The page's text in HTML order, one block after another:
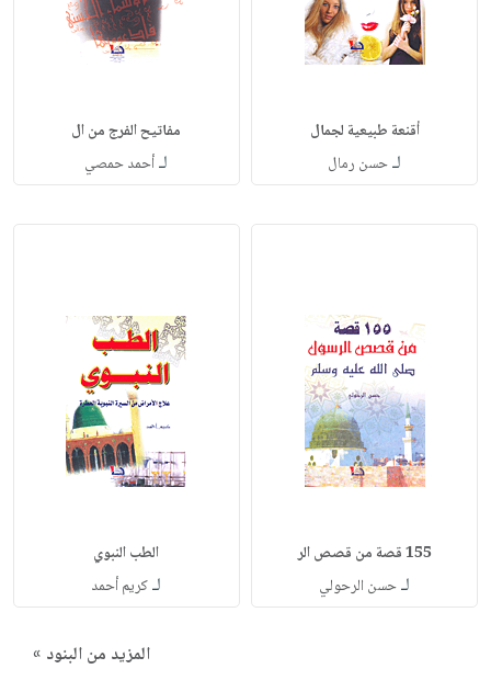
أقنعة طبيعية لجمال
لـحسن رمال
مفاتيح الفرج من ال
لـأحمد حمصي
155 قصة من قصص الر
لـحسن الرحولي
الطب النبوي
لـكريم أحمد
المزيد من البنود »